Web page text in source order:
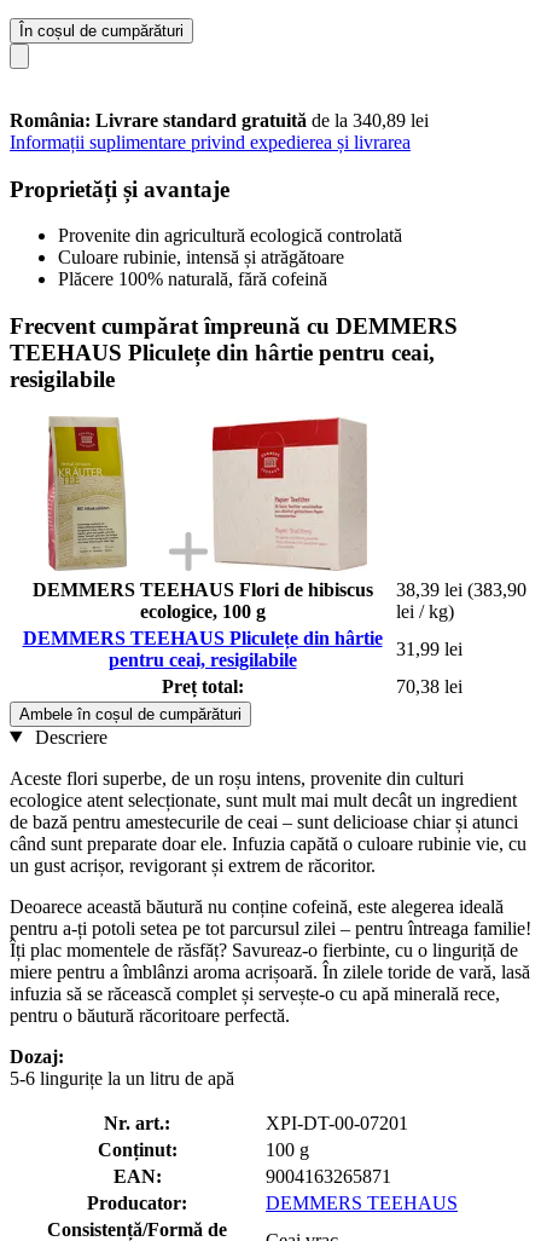
În coșul de cumpărături
România: Livrare standard gratuită de la 340,89 lei
Informații suplimentare privind expedierea și livrarea
Proprietăți și avantaje
Provenite din agricultură ecologică controlată
Culoare rubinie, intensă și atrăgătoare
Plăcere 100% naturală, fără cofeină
Frecvent cumpărat împreună cu DEMMERS
TEEHAUS Pliculețe din hârtie pentru ceai,
resigilabile
DEMMERS TEEHAUS Flori de hibiscus
ecologice, 100 g
38,39 lei (383,90
lei / kg)
DEMMERS TEEHAUS Pliculețe din hârtie
pentru ceai, resigilabile
31,99 lei
Preț total:
70,38 lei
Ambele în coșul de cumpărături
Descriere
Aceste flori superbe, de un roșu intens, provenite din culturi
ecologice atent selecționate, sunt mult mai mult decât un ingredient
de bază pentru amestecurile de ceai – sunt delicioase chiar și atunci
când sunt preparate doar ele. Infuzia capătă o culoare rubinie vie, cu
un gust acrișor, revigorant și extrem de răcoritor.
Deoarece această băutură nu conține cofeină, este alegerea ideală
pentru a-ți potoli setea pe tot parcursul zilei – pentru întreaga familie!
Îți plac momentele de răsfăț? Savureaz-o fierbinte, cu o linguriță de
miere pentru a îmblânzi aroma acrișoară. În zilele toride de vară, lasă
infuzia să se răcească complet și servește-o cu apă minerală rece,
pentru o băutură răcoritoare perfectă.
Dozaj:
5-6 lingurițe la un litru de apă
Nr. art.:
XPI-DT-00-07201
Conținut:
100 g
EAN:
9004163265871
Producator:
DEMMERS TEEHAUS
Consistență/Formă de